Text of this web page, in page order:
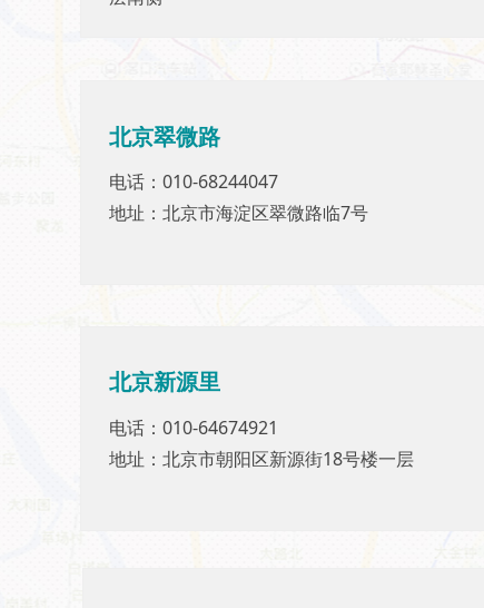
北京翠微路
电话：010-68244047
地址：北京市海淀区翠微路临7号
北京翠微路
电话：010-68244047
地址：北京市海淀区翠微路临7号
北京新源里
电话：010-64674921
地址：北京市朝阳区新源街18号楼一层
北京新源里
电话：010-64674921
地址：北京市朝阳区新源街18号楼一层